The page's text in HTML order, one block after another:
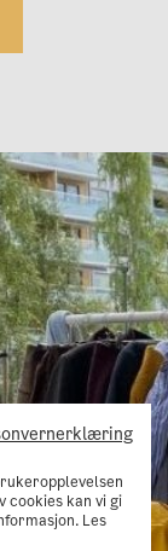
cookies kan vi gi
Les